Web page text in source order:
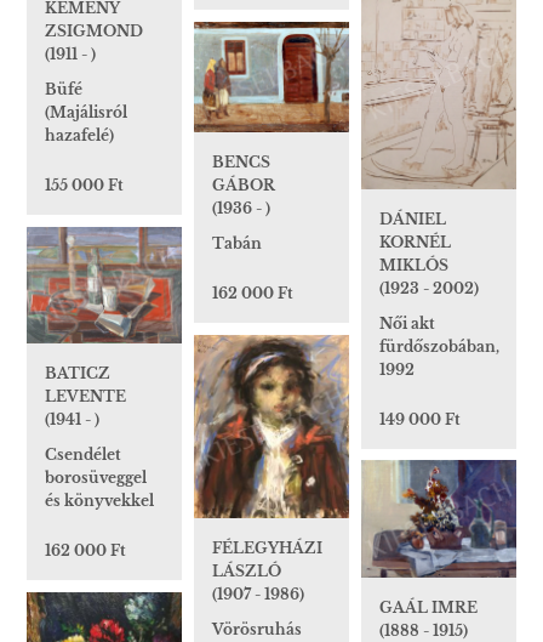
KEMÉNY
ZSIGMOND
(1911 - )
Büfé
(Majálisról
hazafelé)
155 000 Ft
DÁNIEL
KORNÉL
MIKLÓS
(1923 - 2002)
Női akt
fürdőszobában,
1992
149 000 Ft
BENCS
GÁBOR
(1936 - )
Tabán
162 000 Ft
BATICZ
LEVENTE
(1941 - )
Csendélet
borosüveggel
és könyvekkel
162 000 Ft
FÉLEGYHÁZI
LÁSZLÓ
(1907 - 1986)
Vörösruhás
GAÁL IMRE
(1888 - 1915)